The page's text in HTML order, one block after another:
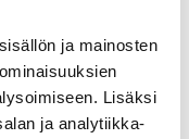
ja mainosten
Lisäksi
ja analytiikka-